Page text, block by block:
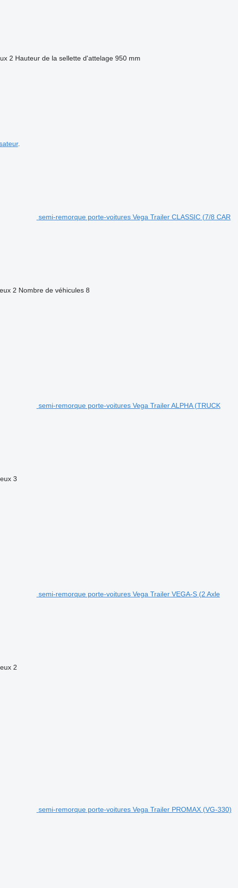
2 Hauteur de la sellette d'attelage 950 mm
.
semi-remorque porte-voitures Vega Trailer CLASSIC (7/8 CAR
2 Nombre de véhicules 8
semi-remorque porte-voitures Vega Trailer ALPHA (TRUCK
3
semi-remorque porte-voitures Vega Trailer VEGA-S (2 Axle
2
semi-remorque porte-voitures Vega Trailer PROMAX (VG-330)